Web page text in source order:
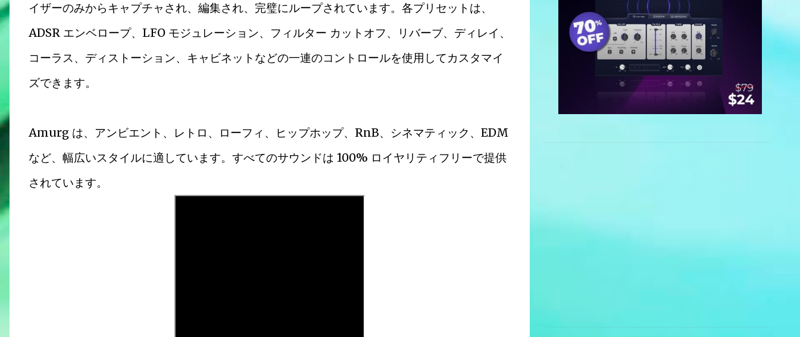
イザーのみからキャプチャされ、編集され、完璧にループされています。各プリセットは、
ADSR エンベロープ、LFO モジュレーション、フィルター カットオフ、リバーブ、ディレイ、
コーラス、ディストーション、キャビネットなどの一連のコントロールを使用してカスタマイ
ズできます。
Amurg は、アンビエント、レトロ、ローフィ、ヒップホップ、RnB、シネマティック、EDM
など、幅広いスタイルに適しています。すべてのサウンドは 100% ロイヤリティフリーで提供
されています。